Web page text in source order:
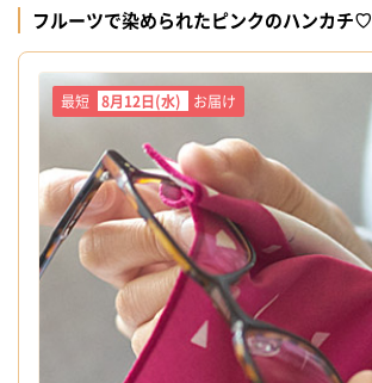
フルーツで染められたピンクのハンカチ♡
最短 8月12日(水) お届け